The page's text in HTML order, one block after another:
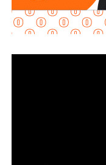
¿Quién se acuerda
en el que quiere